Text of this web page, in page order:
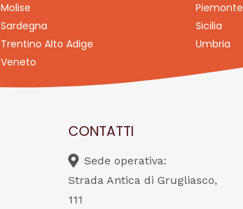
Molise
Piemonte
Sardegna
Sicilia
Trentino Alto Adige
Umbria
Veneto
CONTATTI
Sede operativa:
Strada Antica di Grugliasco,
111